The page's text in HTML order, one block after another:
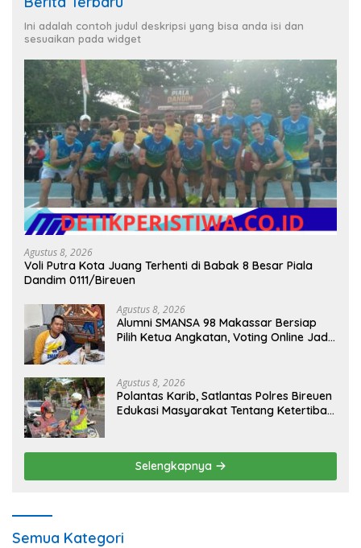
Ini adalah contoh judul deskripsi yang bisa anda isi dan
sesuaikan pada widget
Agustus 8, 2026
Voli Putra Kota Juang Terhenti di Babak 8 Besar Piala
Dandim 0111/Bireuen
Agustus 8, 2026
Alumni SMANSA 98 Makassar Bersiap
Pilih Ketua Angkatan, Voting Online Jadi
Agustus 8, 2026
Polantas Karib, Satlantas Polres Bireuen
Edukasi Masyarakat Tentang Ketertiban
Selengkapnya
Semua Kategori